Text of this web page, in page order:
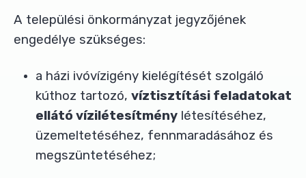
A települési önkormányzat jegyzőjének
engedélye szükséges:
a házi ivóvízigény kielégítését szolgáló
kúthoz tartozó, víztisztítási feladatokat
ellátó vízilétesítmény létesítéséhez,
üzemeltetéséhez, fennmaradásához és
megszüntetéséhez;